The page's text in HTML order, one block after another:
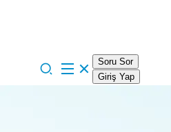
Soru Sor
Giriş Yap